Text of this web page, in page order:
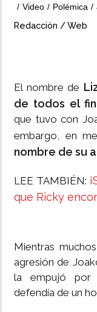
Video
Polémica
Redacción / Web
El nombre de
de todos el
que tuvo con
embargo, en
nombre de su
LEE TAMBIÉN:
que Ricky
Mientras
agresión de
la empujó por
defendía de un